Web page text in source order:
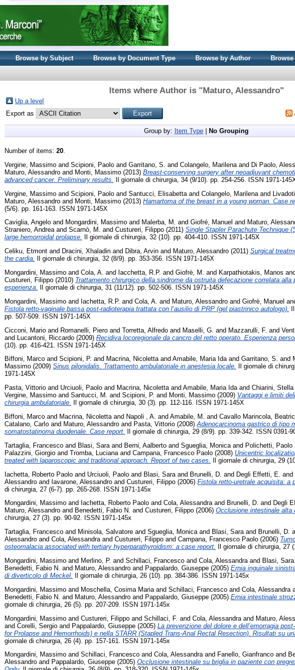
Browse by Subject Browse by Document Type Browse by Author
Items where Author is "Maturo, Alessandro"
Up a level
Export as
Group by: Item Type No Grouping
Number of items: 20.
Vergine, Massimo and Scipioni, Paolo and Garritano, S. and Colangelo, Marilena and Di Paolo,
Maturo, Alessandro and Monti, Massimo (2013) Breast-conserving surgery after neoadjuvant
advanced cancer. Preliminary results.
Il giornale di chirurgia, 34 (9/10). pp. 254-256. ISSN 1971-
Vergine, Massimo and Scipioni, Paolo and Santucci, Elisabetta and Colangelo, Marilena and
Maturo, Alessandro and Monti, Massimo (2013) Hamartoma of the breast in a young woman. Case
(5/6). pp. 161-163. ISSN 1971-145X
Caviglia, Angelo and Mongardini, Massimo and Malerba, M. and Giofré, Manuel and Maturo,
Straniero, Andreaand Scarnò, M. and Custureri, Filippo (2011) Single Stapler Parachute Technique
large hemorroidal prolapse.
Il giornale di chirurgia, 32 (10). pp. 404-410. ISSN 1971-145X
Celiku, Etmont and Dracini, Xhaladin and Dibra, Arvin and Maturo, Alessandro (2011) Surgical
the cardia.
Il giornale di chirurgia, 32 (8/9). pp. 353-356. ISSN 1971-145X
Mongardini, Massimo and Cola, A. and Iacchetta, R.P. and Giofrè, M. and Karpathiotakis, Manos and
Custureri, Filippo (2010) Trattamento chirurgico della sindrome da ostruita defecazione correlata alla
esperienza.
Il giornale di chirurgia, 31 (11/12). pp. 502-506. ISSN 1971-145X
Mongardini, Massimo and Iachetta, R.P. and Cola, A. and Maturo, Alessandro and Giofrè, Manuel
Fistola retto-vaginale bassa post-radioterapia trattata con l’ausilio di PRP (gel piastrinico autologo).
pp. 507-509. ISSN 1971-145X
Cicconi, Mario and Romanelli, Piero and Torretta, Alfredo and Maselli, G. and Mazzarulli, F. and
and Lucantoni, Riccardo (2009) Recidiva locoregionale da cancro del retto operato. Esperienza
(10). pp. 416-421. ISSN 1971-145X
Biffoni, Marco and Scipioni, P. and Macrina, Nicolettaand Amabile, Maria Idaand Garritano, S. and
Massimo (2009) Sinus pilonidalis. Trattamento ambulatoriale in anestesia locale.
Il giornale di
1971-145X
Pasta, Vittorio and Urciuoli, Paolo and Macrina, Nicolettaand Amabile, Maria Idaand Chiarini, Stella
Vergine, Massimo and Santucci, M. and Scipioni, P. and Monti, Massimo (2009) Vantaggi e limiti
chirurgia ambulatoriale.
Il giornale di chirurgia, 30 (3). pp. 112-116. ISSN 1971-145X
Biffoni, Marco and Macrina, Nicoletta and Napoli , A. and Amabile, M. and Cavallo Marincola,
Catalano, Carlo and Maturo, Alessandro and Pasta, Vittorio (2008) Adenocarcinoma gastrico di tipo
somatostatinoma duodenale. Case report.
Il giornale di chirurgia, 29 (8/9). pp. 339-342. ISSN 0391-
Tartaglia, Francesco and Blasi, Sara and Berni, Aalberto and Sgueglia, Monica and Polichetti, Paolo
Palazzini, Giorgio and Tromba, Luciana and Campana, Francesco Paolo (2008) Unicentric
treated with laparoscopic and traditional approach. Report of two cases.
Il giornale di chirurgia, 29
Iachetta, Roberto Paolo and Urciuoli, Paolo and Blasi, Sara and Brunelli, D. and Degli Effetti, E. and
Alessandro and Iavarone, Alessandro and Custureri, Filippo (2006) Fistola retto-uretrale acquisita: a
di chirurgia, 27 (6-7). pp. 265-268. ISSN 1971-145x
Mongardini, Massimo and Iachetta, Roberto Paolo and Cola, Alessandraand Brunelli, D. and Degli
Maturo, Alessandro and Benedetti, Fabio N. and Custureri, Filippo (2006) Occlusione intestinale alta
chirurgia, 27 (3). pp. 90-92. ISSN 1971-145x
Tartaglia, Francesco and Minisola, Salvatore and Sgueglia, Monicaand Blasi, Saraand Brunelli, D.
Alessandro and Cola, Alessandraand Custureri, Filippo and Campana, Francesco Paolo (2006)
osteomalacia associated with tertiary hyperparathyroidism: a case report.
Il giornale di chirurgia, 27
Mongardini, Massimo and Merlino, P. and Schillaci, Francesco and Cola, Alessandra and Blasi, Sara
Benedetti, Fabio N. and Maturo, Alessandro and Pappalardo, Giuseppe (2005) Ernia inguinale
di diverticolo di Meckel.
Il giornale di chirurgia, 26 (10). pp. 384-386. ISSN 1971-145x
Mongardini, Massimo and Moschella, Cosima Maria and Schillaci, Francesco and Cola, Alessandra
Benedetti, Fabio N. and Maturo, Alessandro and Pappalardo, Giuseppe (2005) Ernia intestinale
giornale di chirurgia, 26 (5). pp. 207-209. ISSN 1971-145x
Mongardini, Massimo and Custureri, Filippo and Schillaci, F. and Cola, Alessandra and Maturo,
and Corelli, Sergio and Pappalardo, Giuseppe (2005) La prevenzione del dolore e dell’emorragia
for Prolapse and Hemorrhoids) e nella STARR (Stapled Trans-Anal Rectal Resection). Risultati su
giornale di chirurgia, 26 (4). pp. 157-161. ISSN 1971-145x
Mongardini, Massimo and Schillaci, Francesco and Cola, Alessandraand Fanello, Gianfranco and
Alessandro and Pappalardo, Giuseppe (2005) Occlusione intestinale su briglia in paziente con